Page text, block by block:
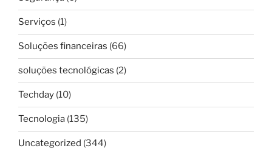
Serviços (1)
Soluções financeiras (66)
soluções tecnológicas (2)
Techday (10)
Tecnologia (135)
Uncategorized (344)